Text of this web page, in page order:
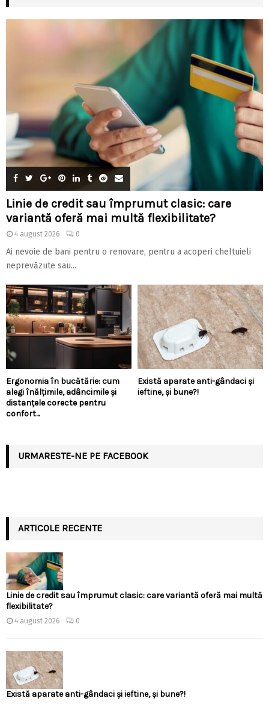
Linie de credit sau împrumut clasic: care
variantă oferă mai multă flexibilitate?
4 august 2026 0
Ai nevoie de bani pentru o renovare, pentru a acoperi cheltuieli
neprevăzute sau...
Ergonomia în bucătărie: cum
alegi înălțimile, adâncimile și
distanțele corecte pentru
confort...
Există aparate anti-gândaci și
ieftine, și bune?!
URMARESTE-NE PE FACEBOOK
ARTICOLE RECENTE
Linie de credit sau împrumut clasic: care variantă oferă mai multă
flexibilitate?
4 august 2026 0
Există aparate anti-gândaci și ieftine, și bune?!